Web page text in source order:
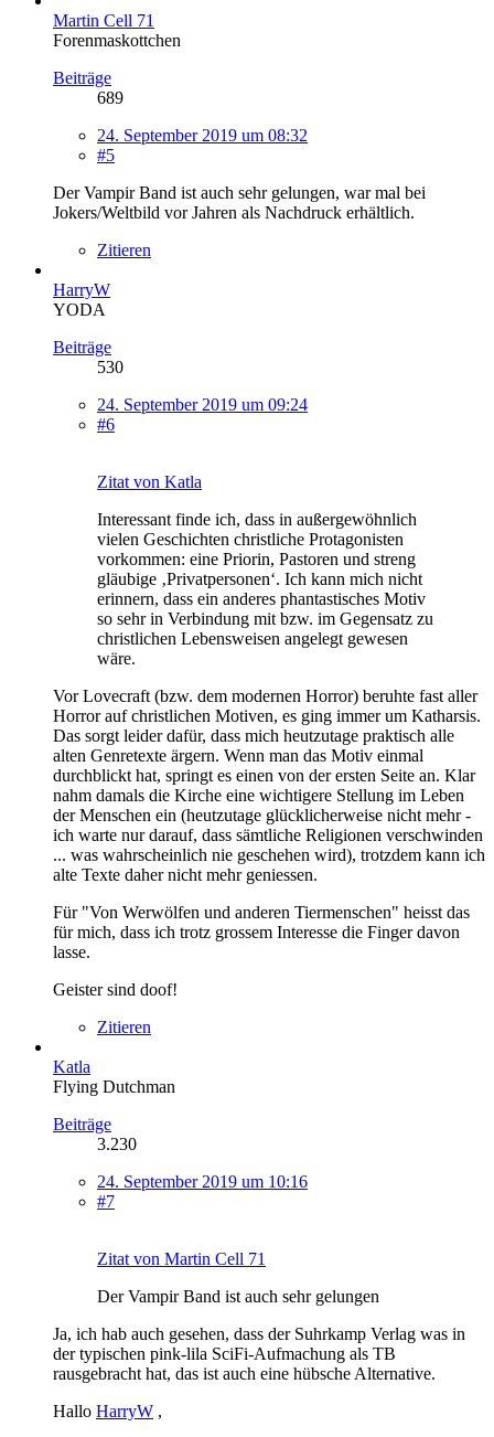
Martin Cell 71
Forenmaskottchen
Beiträge
689
24. September 2019 um 08:32
#5
Der Vampir Band ist auch sehr gelungen, war mal bei
Jokers/Weltbild vor Jahren als Nachdruck erhältlich.
Zitieren
HarryW
YODA
Beiträge
530
24. September 2019 um 09:24
#6
Zitat von Katla
Interessant finde ich, dass in außergewöhnlich
vielen Geschichten christliche Protagonisten
vorkommen: eine Priorin, Pastoren und streng
gläubige ‚Privatpersonen‘. Ich kann mich nicht
erinnern, dass ein anderes phantastisches Motiv
so sehr in Verbindung mit bzw. im Gegensatz zu
christlichen Lebensweisen angelegt gewesen
wäre.
Vor Lovecraft (bzw. dem modernen Horror) beruhte fast aller
Horror auf christlichen Motiven, es ging immer um Katharsis.
Das sorgt leider dafür, dass mich heutzutage praktisch alle
alten Genretexte ärgern. Wenn man das Motiv einmal
durchblickt hat, springt es einen von der ersten Seite an. Klar
nahm damals die Kirche eine wichtigere Stellung im Leben
der Menschen ein (heutzutage glücklicherweise nicht mehr -
ich warte nur darauf, dass sämtliche Religionen verschwinden
... was wahrscheinlich nie geschehen wird), trotzdem kann ich
alte Texte daher nicht mehr geniessen.
Für "Von Werwölfen und anderen Tiermenschen" heisst das
für mich, dass ich trotz grossem Interesse die Finger davon
lasse.
Geister sind doof!
Zitieren
Katla
Flying Dutchman
Beiträge
3.230
24. September 2019 um 10:16
#7
Zitat von Martin Cell 71
Der Vampir Band ist auch sehr gelungen
Ja, ich hab auch gesehen, dass der Suhrkamp Verlag was in
der typischen pink-lila SciFi-Aufmachung als TB
rausgebracht hat, das ist auch eine hübsche Alternative.
Hallo HarryW ,